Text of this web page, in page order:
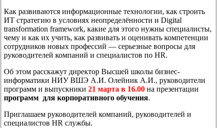
Как развиваются информационные технологии, как строить
ИТ стратегию в условиях неопределённости и Digital
transformation framework, какие для этого нужны специалисты,
чему и как их учить, как развивать и оценивать компетенции
сотрудников новых профессий — серьезные вопросы для
руководителей компаний и специалистов по HR.
Об этом расскажут директор Высшей школы бизнес-
информатики НИУ ВШЭ А.И. Олейник А.И., руководители
программ и выпускники 21 марта в 16.00 на презентации
программ для корпоративного обучения.
Приглашаем руководителей компаний, руководителей и
специалистов HR службы.